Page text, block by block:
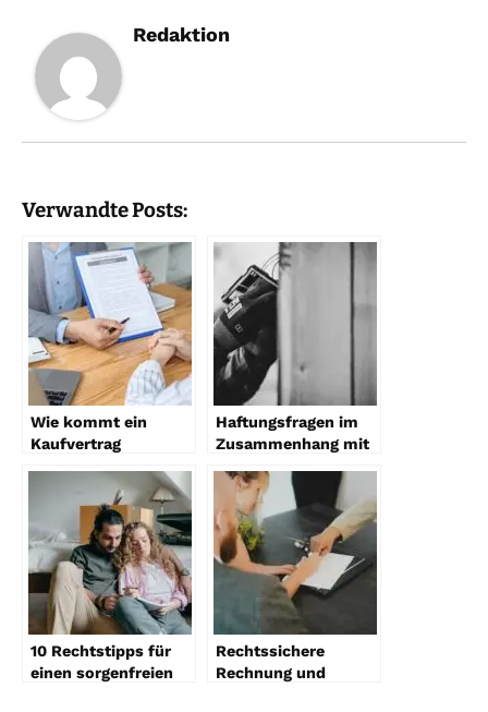
Redaktion
Verwandte Posts:
Wie kommt ein
Kaufvertrag
Haftungsfragen im
Zusammenhang mit
10 Rechtstipps für
einen sorgenfreien
Rechtssichere
Rechnung und